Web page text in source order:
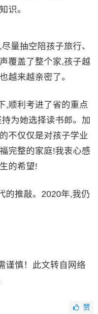
识。
抽空陪孩子旅行、
覆盖了整个家,孩子越
越来越亲密了。
利考进了省的重点
为她选择读书郎。加
不仅仅是对孩子学业
完整的家庭!我衷心感
的希望!
推敲。2020年,我仍
谨慎！此文转自网络
赞